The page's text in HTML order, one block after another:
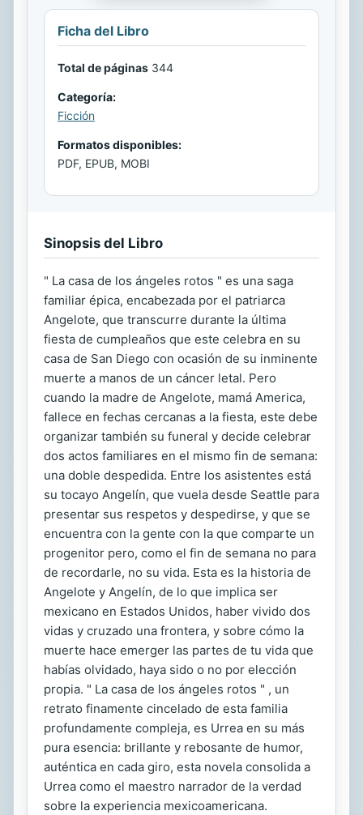
Ficha del Libro
Total de páginas 344
Categoría:
Ficción
Formatos disponibles:
PDF, EPUB, MOBI
Sinopsis del Libro
" La casa de los ángeles rotos " es una saga
familiar épica, encabezada por el patriarca
Angelote, que transcurre durante la última
fiesta de cumpleaños que este celebra en su
casa de San Diego con ocasión de su inminente
muerte a manos de un cáncer letal. Pero
cuando la madre de Angelote, mamá America,
fallece en fechas cercanas a la fiesta, este debe
organizar también su funeral y decide celebrar
dos actos familiares en el mismo fin de semana:
una doble despedida. Entre los asistentes está
su tocayo Angelín, que vuela desde Seattle para
presentar sus respetos y despedirse, y que se
encuentra con la gente con la que comparte un
progenitor pero, como el fin de semana no para
de recordarle, no su vida. Esta es la historia de
Angelote y Angelín, de lo que implica ser
mexicano en Estados Unidos, haber vivido dos
vidas y cruzado una frontera, y sobre cómo la
muerte hace emerger las partes de tu vida que
habías olvidado, haya sido o no por elección
propia. " La casa de los ángeles rotos " , un
retrato finamente cincelado de esta familia
profundamente compleja, es Urrea en su más
pura esencia: brillante y rebosante de humor,
auténtica en cada giro, esta novela consolida a
Urrea como el maestro narrador de la verdad
sobre la experiencia mexicoamericana.